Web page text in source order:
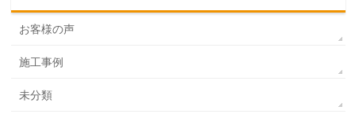
お客様の声
施工事例
未分類